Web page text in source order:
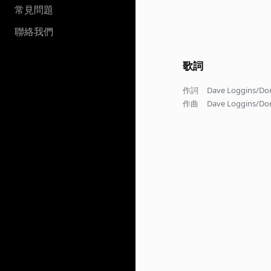
常見問題
聯絡我們
歌詞
作詞
Dave Loggins/
作曲
Dave Loggins/